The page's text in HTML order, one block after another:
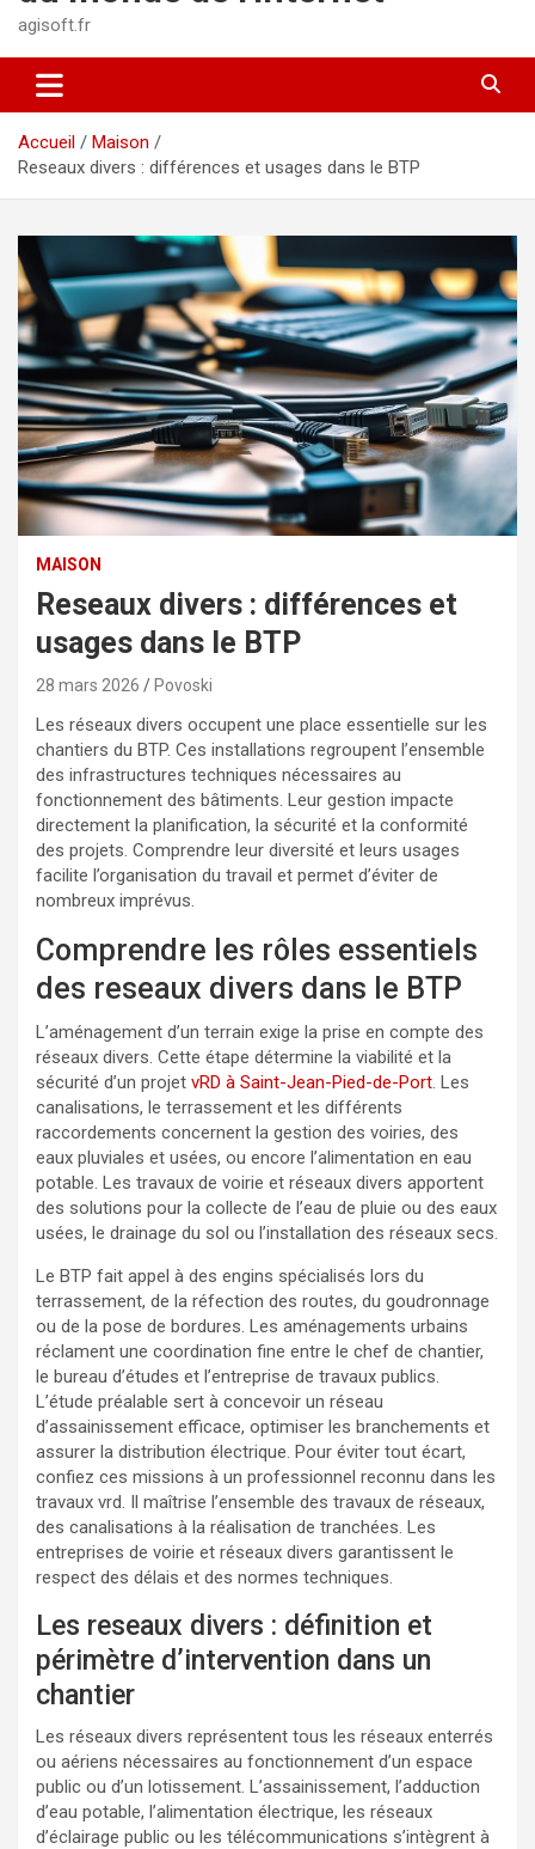
agisoft.fr
Accueil
Maison
Reseaux divers : différences et usages dans le BTP
MAISON
Reseaux divers : différences et
usages dans le BTP
28 mars 2026 Povoski
Les réseaux divers occupent une place essentielle sur les
chantiers du BTP. Ces installations regroupent l’ensemble
des infrastructures techniques nécessaires au
fonctionnement des bâtiments. Leur gestion impacte
directement la planification, la sécurité et la conformité
des projets. Comprendre leur diversité et leurs usages
facilite l’organisation du travail et permet d’éviter de
nombreux imprévus.
Comprendre les rôles essentiels
des reseaux divers dans le BTP
L’aménagement d’un terrain exige la prise en compte des
réseaux divers. Cette étape détermine la viabilité et la
sécurité d’un projet vRD à Saint-Jean-Pied-de-Port . Les
canalisations, le terrassement et les différents
raccordements concernent la gestion des voiries, des
eaux pluviales et usées, ou encore l’alimentation en eau
potable. Les travaux de voirie et réseaux divers apportent
des solutions pour la collecte de l’eau de pluie ou des eaux
usées, le drainage du sol ou l’installation des réseaux secs.
Le BTP fait appel à des engins spécialisés lors du
terrassement, de la réfection des routes, du goudronnage
ou de la pose de bordures. Les aménagements urbains
réclament une coordination fine entre le chef de chantier,
le bureau d’études et l’entreprise de travaux publics.
L’étude préalable sert à concevoir un réseau
d’assainissement efficace, optimiser les branchements et
assurer la distribution électrique. Pour éviter tout écart,
confiez ces missions à un professionnel reconnu dans les
travaux vrd. Il maîtrise l’ensemble des travaux de réseaux,
des canalisations à la réalisation de tranchées. Les
entreprises de voirie et réseaux divers garantissent le
respect des délais et des normes techniques.
Les reseaux divers : définition et
périmètre d’intervention dans un
chantier
Les réseaux divers représentent tous les réseaux enterrés
ou aériens nécessaires au fonctionnement d’un espace
public ou d’un lotissement. L’assainissement, l’adduction
d’eau potable, l’alimentation électrique, les réseaux
d’éclairage public ou les télécommunications s’intègrent à